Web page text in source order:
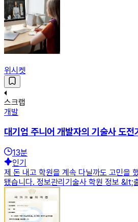
위시켓
스크랩
개발
대기업 주니어 개발자의 기술사 도전
13분
인기
제 돈 내고 학원을 계속 다닐까도 고민을
됐습니다. 정보관리기술사 학원 정보 &lt;